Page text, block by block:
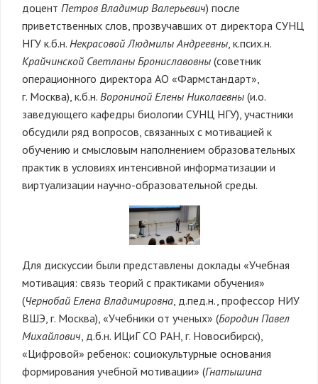
доцент Петров Владимир Валерьевич) после
приветственных слов, прозвучавших от директора СУНЦ
НГУ к.б.н. Некрасовой Людмилы Андреевны, к.псих.н.
Крайчинской Светланы Брониславовны (советник
операционного директора АО «Фармстандарт»,
г. Москва), к.б.н. Ворониной Елены Николаевны (и.о.
заведующего кафедры биологии СУНЦ НГУ), участники
обсудили ряд вопросов, связанных с мотивацией к
обучению и смысловым наполнением образовательных
практик в условиях интенсивной информатизации и
виртуализации научно-образовательной среды.
Для дискуссии были представлены доклады «Учебная
мотивация: связь теорий с практиками обучения»
(Чернобай Елена Владимировна, д.пед.н., профессор НИУ
ВШЭ, г. Москва), «Учебники от ученых» (Бородин Павел
Михайлович, д.б.н. ИЦиГ СО РАН, г. Новосибирск),
«Цифровой» ребенок: социокультурные основания
формирования учебной мотивации» (Гнатышина